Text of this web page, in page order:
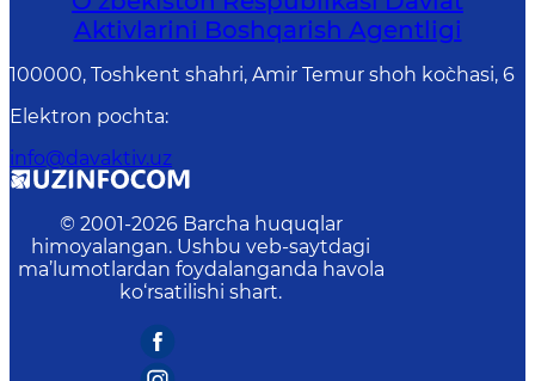
Aktivlarini Boshqarish Agentligi
100000, Toshkent shahri, Amir Temur shoh ko`chasi, 6
Elektron pochta:
info@davaktiv.uz
© 2001-2026 Barcha huquqlar
himoyalangan. Ushbu veb-saytdagi
ma’lumotlardan foydalanganda havola
ko‘rsatilishi shart.